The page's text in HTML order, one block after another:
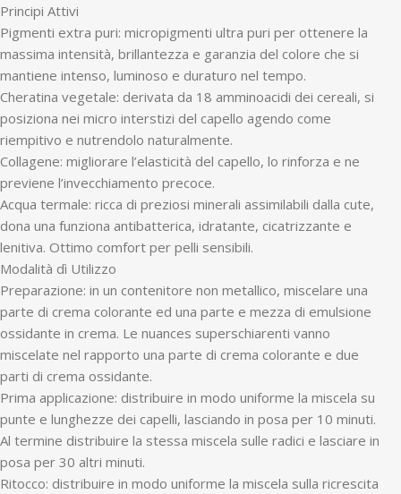
Principi Attivi
Pigmenti extra puri: micropigmenti ultra puri per ottenere la
massima intensità, brillantezza e garanzia del colore che si
mantiene intenso, luminoso e duraturo nel tempo.
Cheratina vegetale: derivata da 18 amminoacidi dei cereali, si
posiziona nei micro interstizi del capello agendo come
riempitivo e nutrendolo naturalmente.
Collagene: migliorare l’elasticità del capello, lo rinforza e ne
previene l’invecchiamento precoce.
Acqua termale: ricca di preziosi minerali assimilabili dalla cute,
dona una funziona antibatterica, idratante, cicatrizzante e
lenitiva. Ottimo comfort per pelli sensibili.
Modalità dì Utilizzo
Preparazione: in un contenitore non metallico, miscelare una
parte di crema colorante ed una parte e mezza di emulsione
ossidante in crema. Le nuances superschiarenti vanno
miscelate nel rapporto una parte di crema colorante e due
parti di crema ossidante.
Prima applicazione: distribuire in modo uniforme la miscela su
punte e lunghezze dei capelli, lasciando in posa per 10 minuti.
Al termine distribuire la stessa miscela sulle radici e lasciare in
posa per 30 altri minuti.
Ritocco: distribuire in modo uniforme la miscela sulla ricrescita